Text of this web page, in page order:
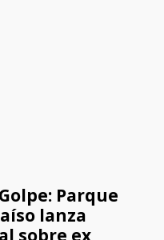
Parque
lanza
sobre ex